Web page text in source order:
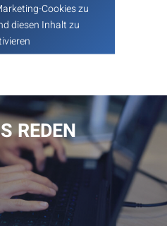
Cookies zu
diesen Inhalt zu
REDEN